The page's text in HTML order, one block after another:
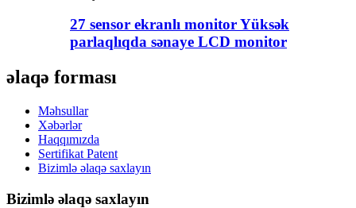
27 sensor ekranlı monitor Yüksək
parlaqlıqda sənaye LCD monitor
əlaqə forması
Məhsullar
Xəbərlər
Haqqımızda
Sertifikat Patent
Bizimlə əlaqə saxlayın
Bizimlə əlaqə saxlayın